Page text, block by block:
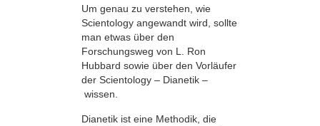
Um genau zu verstehen, wie
Scientology angewandt wird, sollte
man etwas über den
Forschungsweg von L. Ron
Hubbard sowie über den Vorläufer
der Scientology – Dianetik –
wissen.
Dianetik ist eine Methodik, die